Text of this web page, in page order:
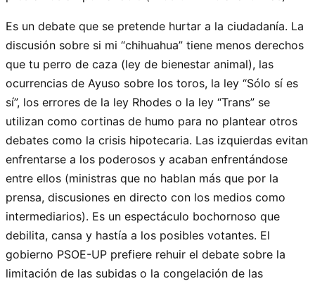
Es un debate que se pretende hurtar a la ciudadanía. La
discusión sobre si mi “chihuahua” tiene menos derechos
que tu perro de caza (ley de bienestar animal), las
ocurrencias de Ayuso sobre los toros, la ley “Sólo sí es
sí”, los errores de la ley Rhodes o la ley “Trans” se
utilizan como cortinas de humo para no plantear otros
debates como la crisis hipotecaria. Las izquierdas evitan
enfrentarse a los poderosos y acaban enfrentándose
entre ellos (ministras que no hablan más que por la
prensa, discusiones en directo con los medios como
intermediarios). Es un espectáculo bochornoso que
debilita, cansa y hastía a los posibles votantes. El
gobierno PSOE-UP prefiere rehuir el debate sobre la
limitación de las subidas o la congelación de las